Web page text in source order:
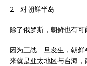
2，对朝鲜半岛
除了俄罗斯，朝鲜也有可
因为三战一旦发生，朝
来就是亚太地区与台海，